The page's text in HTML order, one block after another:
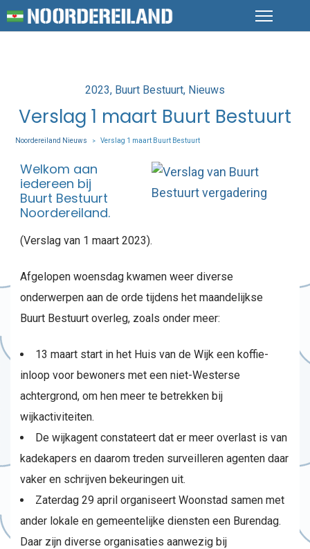
Posted
in
2023 Buurt Bestuurt Nieuws
Verslag 1 maart Buurt Bestuurt
Noordereiland Nieuws > Verslag 1 maart Buurt Bestuurt
Welkom aan
iedereen bij
Buurt Bestuurt
Noordereiland.
(Verslag van 1 maart 2023).
Afgelopen woensdag kwamen weer diverse
onderwerpen aan de orde tijdens het maandelijkse
Buurt Bestuurt overleg, zoals onder meer:
13 maart start in het Huis van de Wijk een koffie-
inloop voor bewoners met een niet-Westerse
achtergrond, om hen meer te betrekken bij
wijkactiviteiten.
De wijkagent constateert dat er meer overlast is van
kadekapers en daarom treden surveilleren agenten daar
vaker en schrijven bekeuringen uit.
Zaterdag 29 april organiseert Woonstad samen met
ander lokale en gemeentelijke diensten een Burendag.
Daar zijn diverse organisaties aanwezig bij